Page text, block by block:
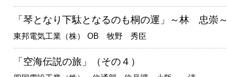
「琴となり下駄となるのも桐の運」～林 忠崇～
東邦電気工業（株） OB 牧野 秀臣
「空海伝説の旅」（その４）